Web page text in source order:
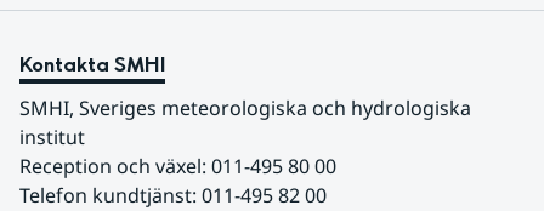
Kontakta SMHI
SMHI, Sveriges meteorologiska och hydrologiska
institut
Reception och växel: 011-495 80 00
Telefon kundtjänst: 011-495 82 00